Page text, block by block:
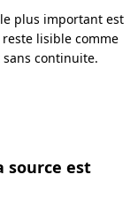
plus important est
lisible comme
continuite.
source est